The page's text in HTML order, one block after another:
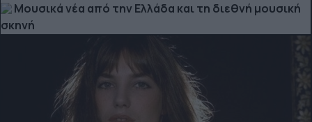
Μουσικά νέα από την Ελλάδα και τη διεθνή μουσική
σκηνή